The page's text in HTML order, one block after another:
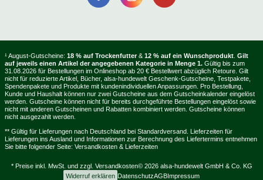
¹ August-Gutscheine: 18 % auf Trockenfutter & 12 % auf ein Wunschprodukt Gilt
auf jeweils einen Artikel der angegebenen Kategorie in Menge 1. Gültig bis zum
31.08.2026 für Bestellungen im Onlineshop ab 20 € Bestellwert abzüglich Retoure. Gilt
nicht für reduzierte Artikel, Bücher, alsa-hundewelt Geschenk-Gutscheine, Testpakete,
Spendenpakete und Produkte mit kundenindividuellen Anpassungen. Pro Bestellung,
Kunde und Haushalt können nur zwei Gutscheine aus dem Gutscheinkalender eingelöst
werden. Gutscheine können nicht für bereits durchgeführte Bestellungen eingelöst sowie
nicht mit anderen Gutscheinen und Rabatten kombiniert werden. Gutscheine können
nicht ausgezahlt werden.
** Gültig für Lieferungen nach Deutschland bei Standardversand. Lieferzeiten für
Lieferungen ins Ausland und Informationen zur Berechnung des Liefertermins entnehmen
Sie bitte folgender Seite: Versandkosten & Lieferzeiten
* Preise inkl. MwSt. und zzgl. Versandkosten© 2026 alsa-hundewelt GmbH & Co. KG
Widerruf erklären DatenschutzAGBImpressum